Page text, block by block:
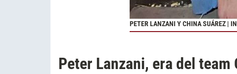
PETER LANZANI Y CHINA SUÁREZ |
Peter Lanzani, era del team